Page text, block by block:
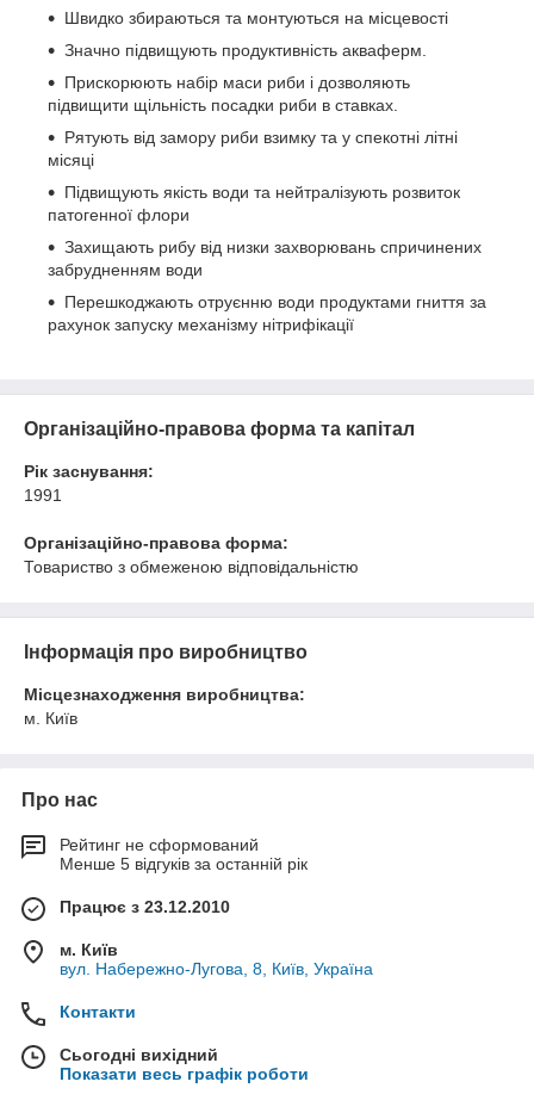
Швидко збираються та монтуються на місцевості
Значно підвищують продуктивність акваферм.
Прискорюють набір маси риби і дозволяють
підвищити щільність посадки риби в ставках.
Рятують від замору риби взимку та у спекотні літні
місяці
Підвищують якість води та нейтралізують розвиток
патогенної флори
Захищають рибу від низки захворювань спричинених
забрудненням води
Перешкоджають отруєнню води продуктами гниття за
рахунок запуску механізму нітрифікації
Організаційно-правова форма та капітал
Рік заснування:
1991
Організаційно-правова форма:
Товариство з обмеженою відповідальністю
Інформація про виробництво
Місцезнаходження виробництва:
м. Київ
Про нас
Рейтинг не сформований
Менше 5 відгуків за останній рік
Працює з 23.12.2010
м. Київ
вул. Набережно-Лугова, 8, Київ, Україна
Контакти
Сьогодні вихідний
Показати весь графік роботи